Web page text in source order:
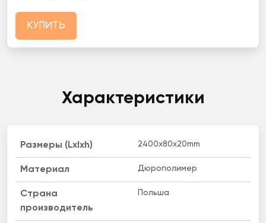
КУПИТЬ
Характеристики
Размеры (Lxlxh) 2400х80х20mm
Материал Дюрополимер
Страна
производитель
Польша